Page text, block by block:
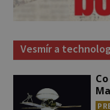
Vesmír a